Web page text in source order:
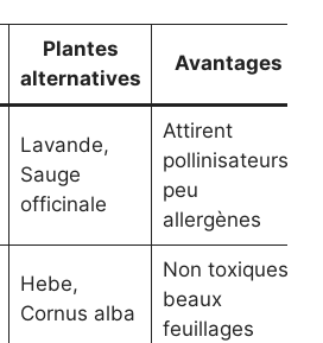
Plantes
alternatives
Avantages
Lavande,
Sauge
officinale
Attirent
pollinisateurs,
peu
allergènes
Hebe,
Cornus alba
Non toxiques,
beaux
feuillages